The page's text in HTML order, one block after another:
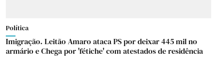
Política
Imigração. Leitão Amaro ataca PS por deixar 445 mil no
armário e Chega por 'fétiche' com atestados de residência